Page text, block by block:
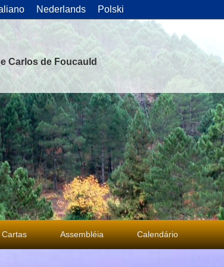
Nederlands Polski
Carlos de Foucauld
Cartas Assembléia Calendário